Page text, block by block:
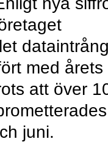
med årets
att över
juni.